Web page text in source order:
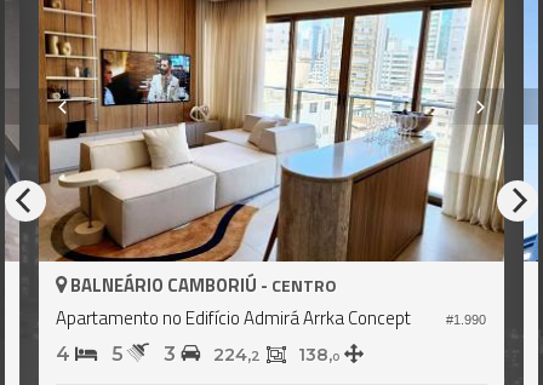
#1.990
-CENTRO
Admirá Arrka Concept
138,0
Apartamento no Edifício
4